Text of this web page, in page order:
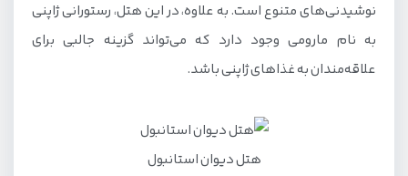
نوشیدنی‌های متنوع است. به علاوه، در این هتل، رستورانی ژاپنی
به نام مارومی وجود دارد که می‌تواند گزینه جالبی برای
علاقه‌مندان به غذاهای ژاپنی باشد.
هتل دیوان استانبول